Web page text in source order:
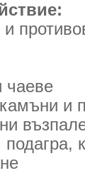
и
чаеве
и